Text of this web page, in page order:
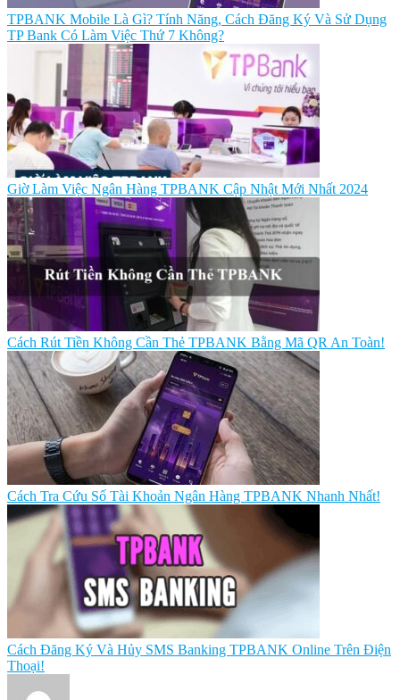
TPBANK Mobile Là Gì? Tính Năng, Cách Đăng Ký Và Sử Dụng
TP Bank Có Làm Việc Thứ 7 Không?
Giờ Làm Việc Ngân Hàng TPBANK Cập Nhật Mới Nhất 2024
Cách Rút Tiền Không Cần Thẻ TPBANK Bằng Mã QR An Toàn!
Cách Tra Cứu Số Tài Khoản Ngân Hàng TPBANK Nhanh Nhất!
Cách Đăng Ký Và Hủy SMS Banking TPBANK Online Trên Điện
Thoại!